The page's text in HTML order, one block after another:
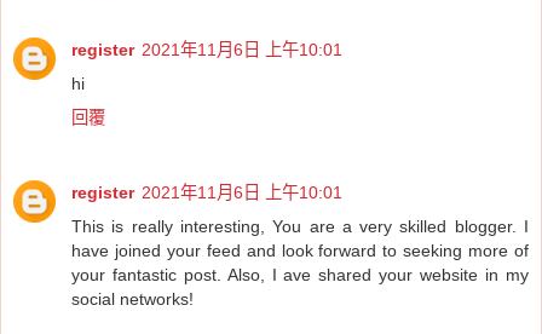
register 2021年11月6日 上午10:01
hi
回覆
register 2021年11月6日 上午10:01
This is really interesting, You are a very skilled blogger. I
have joined your feed and look forward to seeking more of
your fantastic post. Also, I ave shared your website in my
social networks!